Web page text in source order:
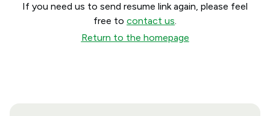
If you need us to send resume link again, please feel
free to contact us.
Return to the homepage